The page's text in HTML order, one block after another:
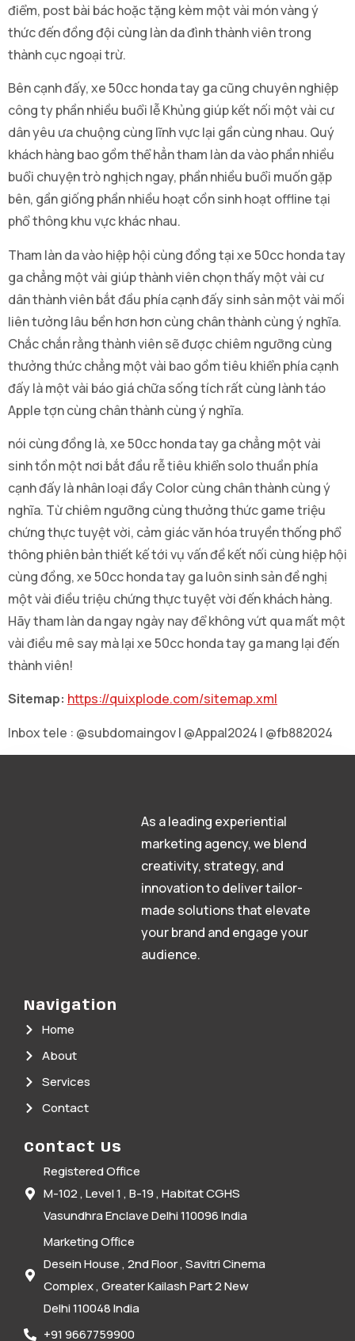
điểm, post bài bác hoặc tặng kèm một vài món vàng ý
thức đến đồng đội cùng làn da đình thành viên trong
thành cục ngoại trừ.
Bên cạnh đấy, xe 50cc honda tay ga cũng chuyên nghiệp
công ty phần nhiều buổi lễ Khủng giúp kết nối một vài cư
dân yêu ưa chuộng cùng lĩnh vực lại gần cùng nhau. Quý
khách hàng bao gồm thể hẳn tham làn da vào phần nhiều
buổi chuyện trò nghịch ngay, phần nhiều buổi muốn gặp
bên, gần giống phần nhiều hoạt cồn sinh hoạt offline tại
phổ thông khu vực khác nhau.
Tham làn da vào hiệp hội cùng đồng tại xe 50cc honda tay
ga chẳng một vài giúp thành viên chọn thấy một vài cư
dân thành viên bắt đầu phía cạnh đấy sinh sản một vài mối
liên tưởng lâu bền hơn hơn cùng chân thành cùng ý nghĩa.
Chắc chắn rằng thành viên sẽ được chiêm ngưỡng cùng
thưởng thức chẳng một vài bao gồm tiêu khiển phía cạnh
đấy là một vài báo giá chữa sống tích rất cùng lành táo
Apple tợn cùng chân thành cùng ý nghĩa.
nói cùng đồng là, xe 50cc honda tay ga chẳng một vài
sinh tồn một nơi bắt đầu rễ tiêu khiển solo thuần phía
cạnh đấy là nhân loại đầy Color cùng chân thành cùng ý
nghĩa. Từ chiêm ngưỡng cùng thưởng thức game triệu
chứng thực tuyệt vời, cảm giác văn hóa truyền thống phổ
thông phiên bản thiết kế tới vụ vấn đề kết nối cùng hiệp hội
cùng đồng, xe 50cc honda tay ga luôn sinh sản đề nghị
một vài điều triệu chứng thực tuyệt vời đến khách hàng.
Hãy tham làn da ngay ngày nay để không vứt qua mất một
vài điều mê say mà lại xe 50cc honda tay ga mang lại đến
thành viên!
Sitemap: https://quixplode.com/sitemap.xml
Inbox tele : @subdomaingov | @Appal2024 | @fb882024
As a leading experiential
marketing agency, we blend
creativity, strategy, and
innovation to deliver tailor-
made solutions that elevate
your brand and engage your
audience.
Navigation
Home
About
Services
Contact
Contact Us
Registered Office
M-102 , Level 1 , B-19 , Habitat CGHS
Vasundhra Enclave Delhi 110096 India
Marketing Office
Desein House , 2nd Floor , Savitri Cinema
Complex , Greater Kailash Part 2 New
Delhi 110048 India
+91 9667759900